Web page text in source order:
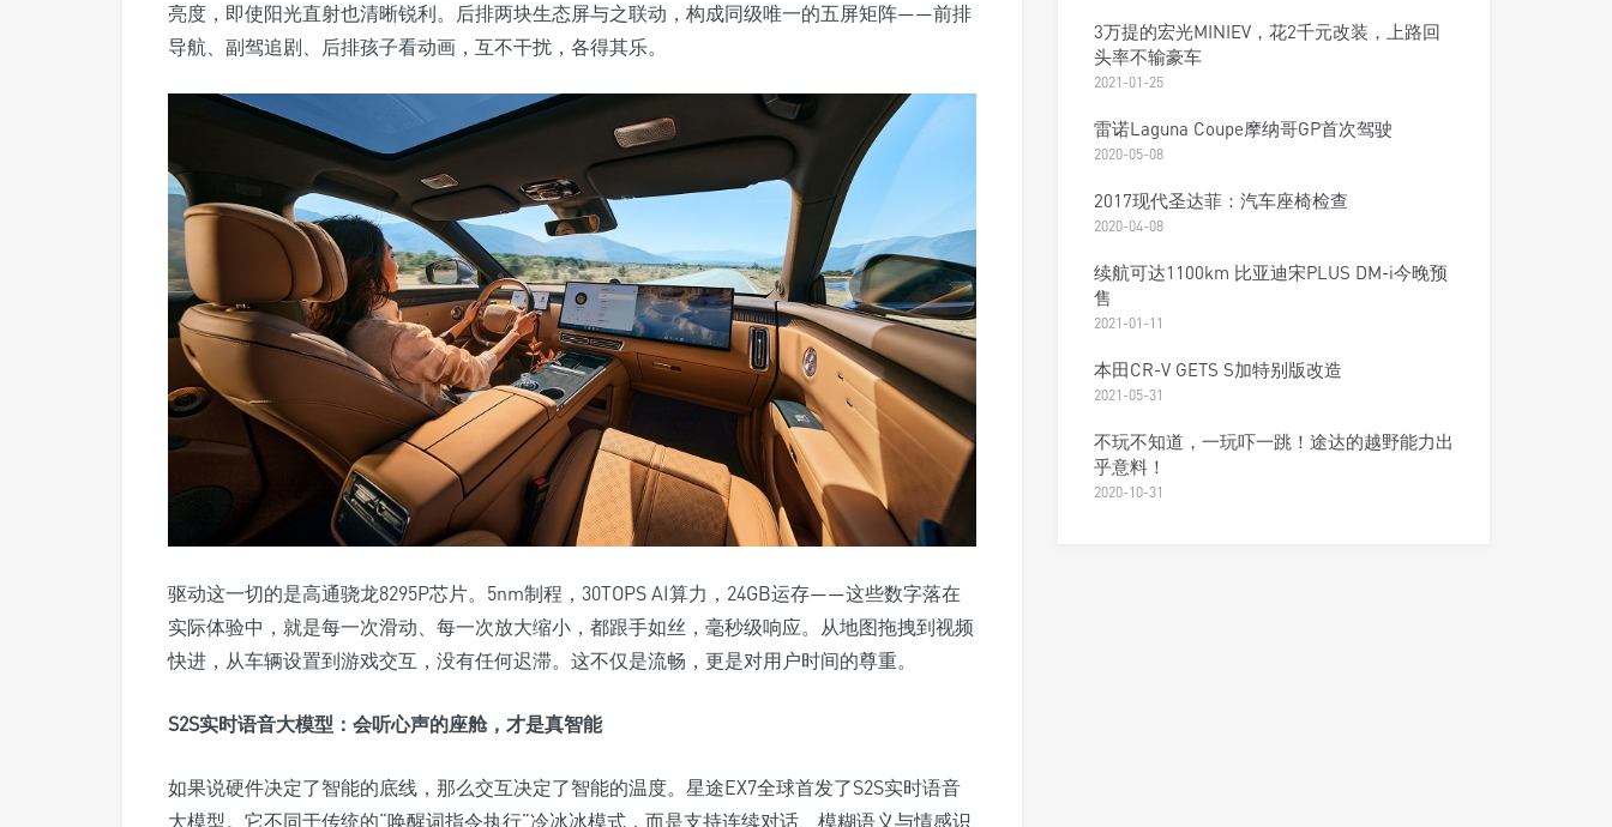
亮度，即使阳光直射也清晰锐利。后排两块生态屏与之联动，构成同级唯一的五屏矩阵——前排
导航、副驾追剧、后排孩子看动画，互不干扰，各得其乐。
驱动这一切的是高通骁龙8295P芯片。5nm制程，30TOPS AI算力，24GB运存——这些数字落在
实际体验中，就是每一次滑动、每一次放大缩小，都跟手如丝，毫秒级响应。从地图拖拽到视频
快进，从车辆设置到游戏交互，没有任何迟滞。这不仅是流畅，更是对用户时间的尊重。
S2S实时语音大模型：会听心声的座舱，才是真智能
如果说硬件决定了智能的底线，那么交互决定了智能的温度。星途EX7全球首发了S2S实时语音
大模型。它不同于传统的“唤醒词指令执行”冷冰冰模式，而是支持连续对话、模糊语义与情感识
3万提的宏光MINIEV，花2千元改装，上路回
头率不输豪车
2021-01-25
雷诺Laguna Coupe摩纳哥GP首次驾驶
2020-05-08
2017现代圣达菲：汽车座椅检查
2020-04-08
续航可达1100km 比亚迪宋PLUS DM-i今晚预
售
2021-01-11
本田CR-V GETS S加特别版改造
2021-05-31
不玩不知道，一玩吓一跳！途达的越野能力出
乎意料！
2020-10-31